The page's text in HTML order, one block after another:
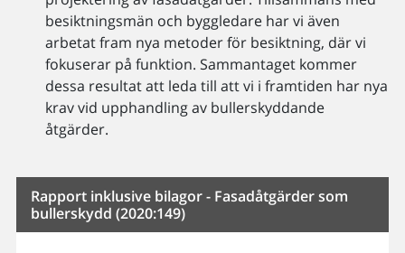
besiktningsmän och byggledare har vi även
arbetat fram nya metoder för besiktning, där vi
fokuserar på funktion. Sammantaget kommer
dessa resultat att leda till att vi i framtiden har nya
krav vid upphandling av bullerskyddande
åtgärder.
Rapport inklusive bilagor - Fasadåtgärder som
bullerskydd (2020:149)